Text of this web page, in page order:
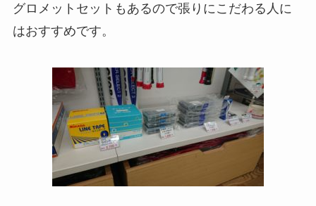
グロメットセットもあるので張りにこだわる人に
はおすすめです。